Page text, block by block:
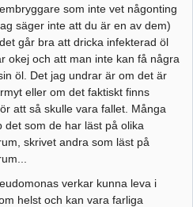
som inte vet någonting
säger inte att du är en av dem)
går bra att dricka infekterad öl
okej och att man inte kan få några
öl. Det jag undrar är om det är
eller om det faktiskt finns
att så skulle vara fallet. Många
det som de har läst på olika
skrivet andra som läst på
verkar kunna leva i
helst och kan vara farliga